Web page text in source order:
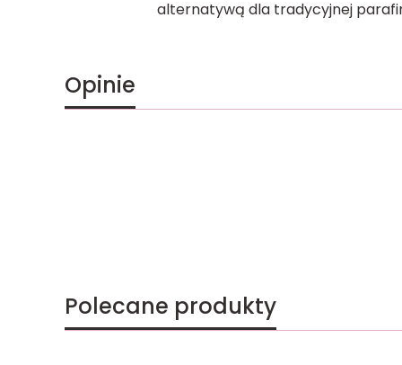
alternatywą dla tradycyjnej
Opinie
Polecane produkty